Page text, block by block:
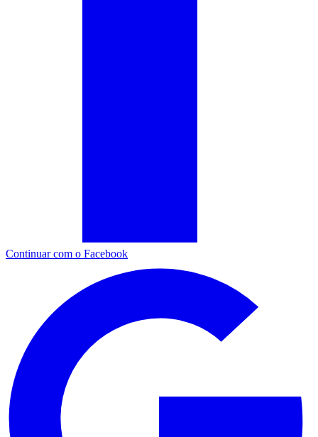
Continuar com o Facebook